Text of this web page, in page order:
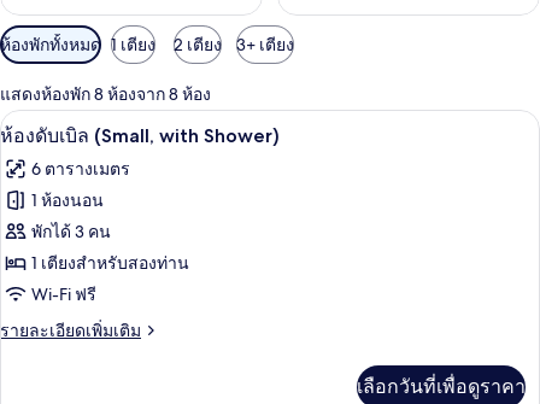
ตัว
กรอง
ที่
มี
ให้
สำหรับ
ห้อง
พัก
ห้องพักทั้งหมด 1 เตียง 2 เตียง 3+ เตียง
แสดงห้องพัก 8 ห้องจาก 8 ห้อง
เปิด
ภาพถ่าย
ทั้งหมด
ของ
ห้อง
ดับเบิล
(Small,
ห้องดับเบิล (Small, with Shower) | โ
3
ห้องดับเบิล (Small, with Shower)
6 ตารางเมตร
1 ห้องนอน
พักได้ 3 คน
1 เตียงสำหรับสองท่าน
Wi-Fi ฟรี
รายละเอียดเพิ่มเติม
ราย
เลือกวันที่เพื่อดูราคา